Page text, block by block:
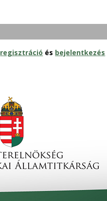
regisztráció és bejelentkezés